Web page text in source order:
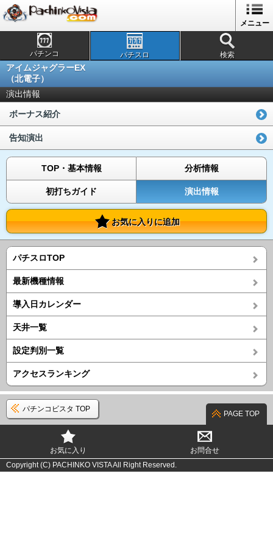
メニュー
パチンコ パチスロ 検索
アイムジャグラーEX
（北電子）
演出情報
ボーナス紹介
告知演出
TOP・基本情報 分析情報
初打ちガイド 演出情報
お気に入りに追加
パチスロTOP
最新機種情報
導入日カレンダー
天井一覧
設定判別一覧
アクセスランキング
パチンコビスタ TOP
PAGE TOP
お気に入り
お問合せ
Copyright (C) PACHINKO VISTA All Right Reserved.